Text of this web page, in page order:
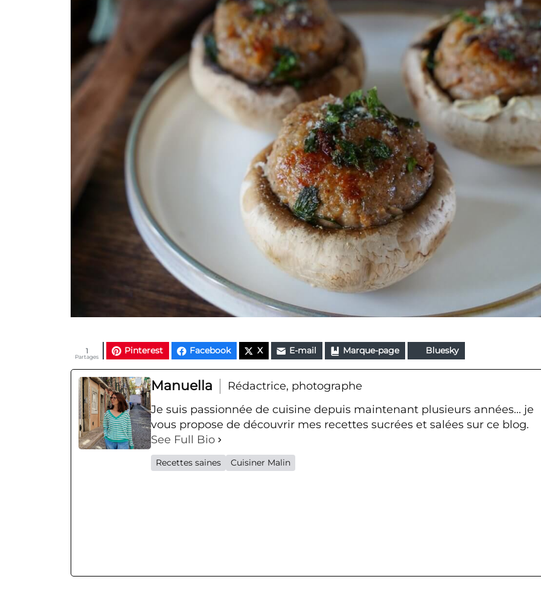
Pinterest Facebook X E-mail Marque-page Bluesky
Partages
1
Manuella
Rédactrice, photographe
Je suis passionnée de cuisine depuis maintenant plusieurs années... je
vous propose de découvrir mes recettes sucrées et salées sur ce blog.
See Full Bio
Recettes saines Cuisiner Malin